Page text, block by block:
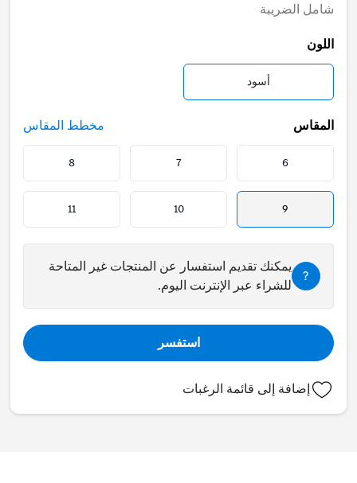
شامل الضريبة
اللون
أسود
المقاس مخطط المقاس
6
7
8
9
10
11
?
يمكنك تقديم استفسار عن المنتجات غير المتاحة
للشراء عبر الإنترنت اليوم.
استفسر
إضافة إلى قائمة الرغبات